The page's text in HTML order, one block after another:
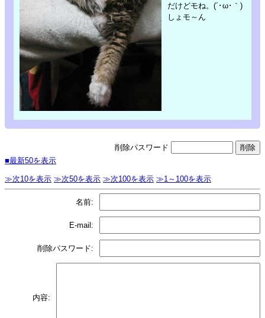
だけどモね。(´･ω･｀)
しょモ～ん
削除パスワード
■最新50を表示
≫次10を表示 ≫次50を表示 ≫次100を表示 ≫1～100を表示
名前:
E-mail:
削除パスワード:
内容: